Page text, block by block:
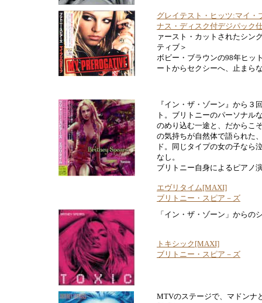
グレイテスト・ヒッツ:マイ・
ナス・ディスク付デジパック
ァースト・カットされたシン
ティブ＞
ボビー・ブラウンの98年ヒッ
ートからセクシーへ、止まら
『イン・ザ・ゾーン』から３
ト。ブリトニーのパーソナル
のめり込む一途と、だからこ
の気持ちが自然体で語られた
ド。同じタイプの女の子なら
なし。
ブリトニー自身によるピアノ
エヴリタイム[MAXI]
ブリトニー・スピア－ズ
「イン・ザ・ゾーン」からの
トキシック[MAXI]
ブリトニー・スピア－ズ
MTVのステージで、マドンナ